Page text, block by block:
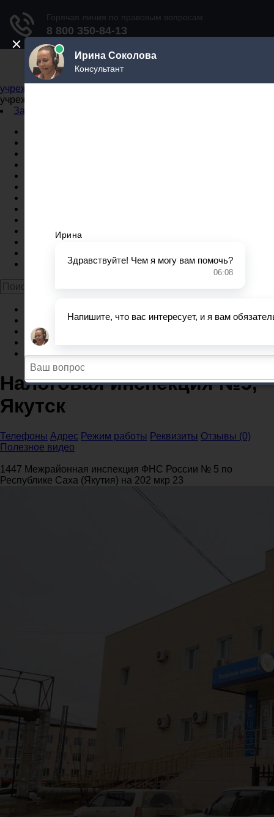
Не официальный справочник государственных
учреждений
учреждений
Задать вопрос юристу
Судебные приставы
Задать вопрос юристу
Налоговые инспекции
Республика Саха (Якутия)
Налоговые инспекции Якутск
Налоговая инспекция №5, Якутск
Налоговая инспекция №5,
Якутск
Телефоны Адрес Режим работы Реквизиты Отзывы (0)
Полезное видео
1447 Межрайонная инспекция ФНС России № 5 по
Республике Саха (Якутия) на 202 мкр 23